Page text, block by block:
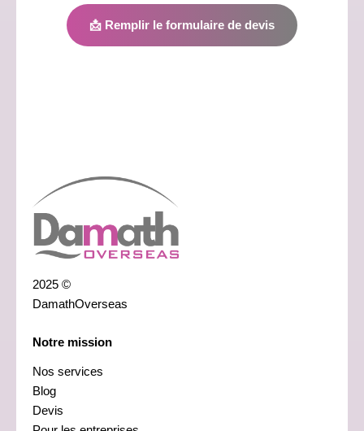
📩 Remplir le formulaire de devis
2025 ©
DamathOverseas
Notre mission
Nos services
Blog
Devis